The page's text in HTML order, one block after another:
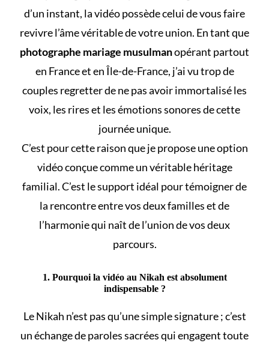
d’un instant, la vidéo possède celui de vous faire
revivre l’âme véritable de votre union. En tant que
photographe mariage musulmanopérant partout
en France et en Île-de-France, j’ai vu trop de
couples regretter de ne pas avoir immortalisé les
voix, les rires et les émotions sonores de cette
journée unique.
C’est pour cette raison que je propose une option
vidéo conçue comme un véritable héritage
familial. C’est le support idéal pour témoigner de
la rencontre entre vos deux familles et de
l’harmonie qui naît de l’union de vos deux
parcours.
1. Pourquoi la vidéo au Nikah est absolument
indispensable ?
LeNikah n’est pas qu’une simple signature ; c’est
un échange de paroles sacrées qui engagent toute